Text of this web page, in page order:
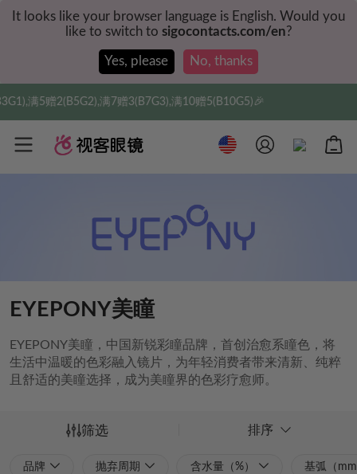
It looks like your browser language is English. Would you
like to switch to sigocontacts.com/en?
Yes, please No, thanks
满7赠3(B7G3),满10赠5(B10G5)🎉
EYEPONY美瞳
筛选 排序
品牌 抛弃周期 含水量（%） 基弧（